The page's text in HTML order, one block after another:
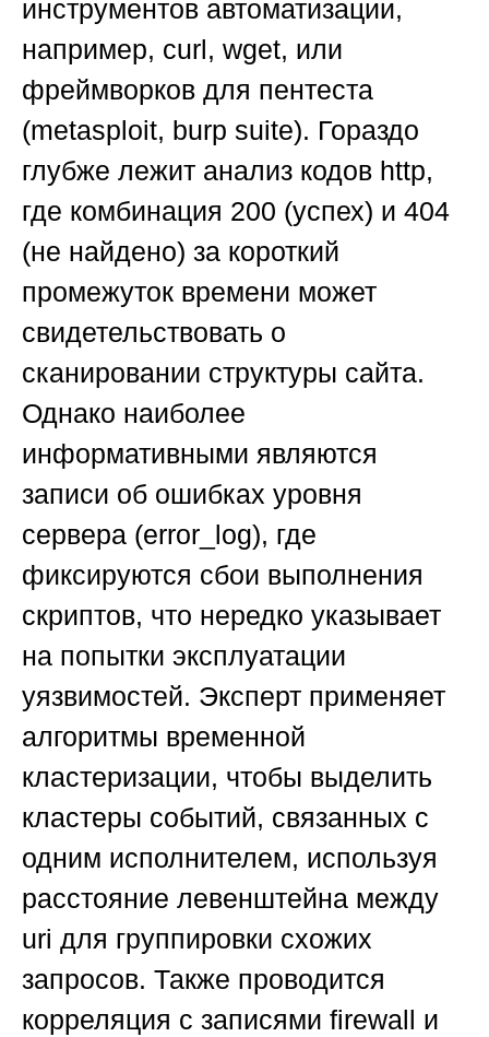
инструментов автоматизации,
например, curl, wget, или
фреймворков для пентеста
(metasploit, burp suite). Гораздо
глубже лежит анализ кодов http,
где комбинация 200 (успех) и 404
(не найдено) за короткий
промежуток времени может
свидетельствовать о
сканировании структуры сайта.
Однако наиболее
информативными являются
записи об ошибках уровня
сервера (error_log), где
фиксируются сбои выполнения
скриптов, что нередко указывает
на попытки эксплуатации
уязвимостей. Эксперт применяет
алгоритмы временной
кластеризации, чтобы выделить
кластеры событий, связанных с
одним исполнителем, используя
расстояние левенштейна между
uri для группировки схожих
запросов. Также проводится
корреляция с записями firewall и